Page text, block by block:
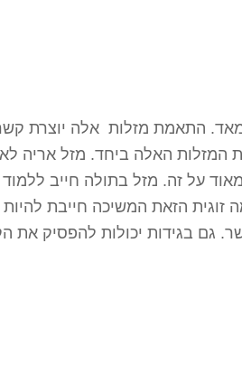
התאמת מזלות אלה יוצרת
המזלות האלה ביחד. מזל אריה
על זה. מזל בתולה חייב ללמוד
הזאת המשיכה חייבת
גם בגידות יכולות להפסיק את